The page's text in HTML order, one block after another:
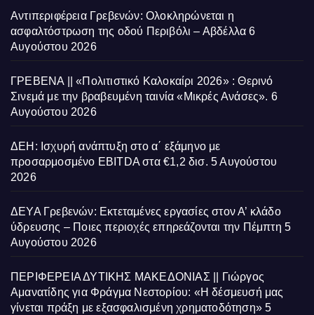
Αντιπεριφέρεια Γρεβενών: Ολοκληρώνεται η
ασφαλτόστρωση της οδού Περιβόλι – Αβδέλλα 6
Αυγούστου 2026
ΓΡΕΒΕΝΑ || «Πολιτιστικό Καλοκαίρι 2026» : Θερινό
Σινεμά με την βραβευμένη ταινία «Μικρές Ανάσες». 6
Αυγούστου 2026
ΔΕΗ: Ισχυρή ανάπτυξη στο α΄ εξάμηνο με
προσαρμοσμένο EBITDA στα €1,2 δισ. 5 Αυγούστου
2026
ΔΕΥΑ Γρεβενών: Εκτεταμένες εργασίες στον Α’ κλάδο
ύδρευσης – Ποιες περιοχές επηρεάζονται την Πέμπτη 5
Αυγούστου 2026
ΠΕΡΙΦΕΡΕΙΑ ΔΥΤΙΚΗΣ ΜΑΚΕΔΟΝΙΑΣ || Γιώργος
Αμανατίδης για Φράγμα Νεστορίου: «Η δέσμευσή μας
γίνεται πράξη με εξασφαλισμένη χρηματοδότηση» 5